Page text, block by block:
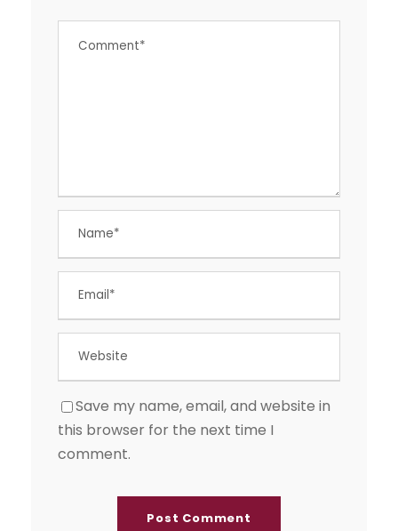
Save my name, email, and website in
this browser for the next time I
comment.